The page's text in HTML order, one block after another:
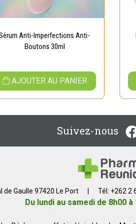
Anti-Imperfections Anti-
Boutons 30ml
AJOUTER AU PANIER
Suivez-nous
de Gaulle 97420 Le Port Tél: +262 2
Du lundi au samedi de 8h00